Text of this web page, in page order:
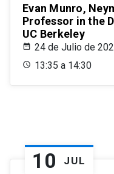
Evan Munro,
Professor in the
UC Berkeley
24 de Julio de
13:35 a 14:30
10 JUL